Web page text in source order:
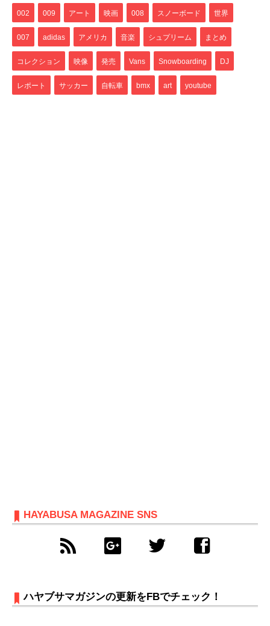
002 009 アート 映画 008 スノーボード 世界
007 adidas アメリカ 音楽 シュプリーム まとめ
コレクション 映像 発売 Vans Snowboarding DJ
レポート サッカー 自転車 bmx art youtube
HAYABUSA MAGAZINE SNS
ハヤブサマガジンの更新をFBでチェック！